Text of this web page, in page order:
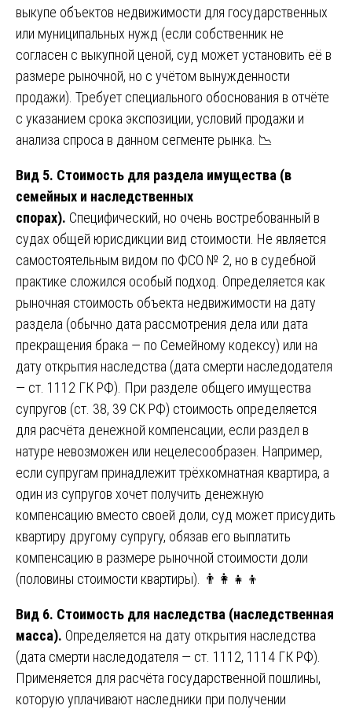
выкупе объектов недвижимости для государственных
или муниципальных нужд (если собственник не
согласен с выкупной ценой, суд может установить её в
размере рыночной, но с учётом вынужденности
продажи). Требует специального обоснования в отчёте
с указанием срока экспозиции, условий продажи и
анализа спроса в данном сегменте рынка. 📉
Вид 5. Стоимость для раздела имущества (в
семейных и наследственных
спорах). Специфический, но очень востребованный в
судах общей юрисдикции вид стоимости. Не является
самостоятельным видом по ФСО № 2, но в судебной
практике сложился особый подход. Определяется как
рыночная стоимость объекта недвижимости на дату
раздела (обычно дата рассмотрения дела или дата
прекращения брака — по Семейному кодексу) или на
дату открытия наследства (дата смерти наследодателя
— ст. 1112 ГК РФ). При разделе общего имущества
супругов (ст. 38, 39 СК РФ) стоимость определяется
для расчёта денежной компенсации, если раздел в
натуре невозможен или нецелесообразен. Например,
если супругам принадлежит трёхкомнатная квартира, а
один из супругов хочет получить денежную
компенсацию вместо своей доли, суд может присудить
квартиру другому супругу, обязав его выплатить
компенсацию в размере рыночной стоимости доли
(половины стоимости квартиры). 👨‍👩‍👧‍👦
Вид 6. Стоимость для наследства (наследственная
масса). Определяется на дату открытия наследства
(дата смерти наследодателя — ст. 1112, 1114 ГК РФ).
Применяется для расчёта государственной пошлины,
которую уплачивают наследники при получении